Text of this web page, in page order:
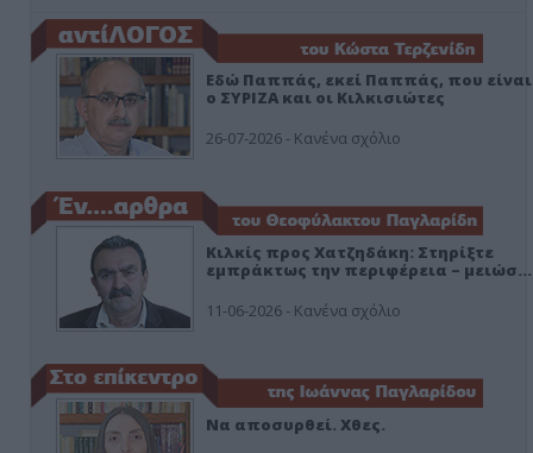
Εδώ Παππάς, εκεί Παππάς, που είναι
ο ΣΥΡΙΖΑ και οι Κιλκισιώτες
26-07-2026 - Κανένα σχόλιο
Κιλκίς προς Χατζηδάκη: Στηρίξτε
εμπράκτως την περιφέρεια – μειώσ…
11-06-2026 - Κανένα σχόλιο
Να αποσυρθεί. Χθες.